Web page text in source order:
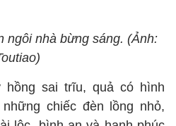
ngôi nhà bừng sáng. (Ảnh:
hồng sai trĩu, quả có hình
chiếc đèn lồng nhỏ,